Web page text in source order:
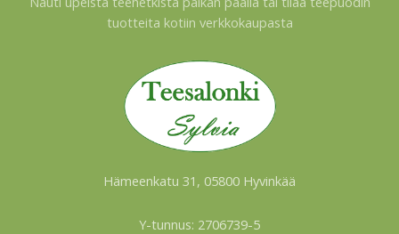
tuotteita kotiin verkkokaupasta
Hämeenkatu 31, 05800 Hyvinkää
Y-tunnus: 2706739-5